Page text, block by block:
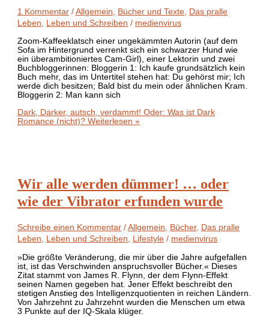
1 Kommentar /Allgemein Bücher und Texte
Das pralle
Leben
Leben und Schreiben / medienvirus
Zoom-Kaffeeklatsch einer ungekämmten Autorin (auf dem
Sofa im Hintergrund verrenkt sich ein schwarzer Hund wie
ein überambitioniertes Cam-Girl), einer Lektorin und zwei
Buchbloggerinnen: Bloggerin 1: Ich kaufe grundsätzlich kein
Buch mehr, das im Untertitel stehen hat: Du gehörst mir; Ich
werde dich besitzen; Bald bist du mein oder ähnlichen Kram.
Bloggerin 2: Man kann sich
Dark, Darker, autsch, verdammt! Oder: Was ist Dark
Romance (nicht)? Weiterlesen »
Wir alle werden dümmer! … oder
wie der Vibrator erfunden wurde
Schreibe einen Kommentar /Allgemein, Bücher, Das pralle
Leben, Leben und Schreiben, Lifestyle / medienvirus
»Die größte Veränderung, die mir über die Jahre aufgefallen
ist, ist das Verschwinden anspruchsvoller Bücher.« Dieses
Zitat stammt von James R. Flynn, der dem Flynn-Effekt
seinen Namen gegeben hat. Jener Effekt beschreibt den
stetigen Anstieg des Intelligenzquotienten in reichen Ländern.
Von Jahrzehnt zu Jahrzehnt wurden die Menschen um etwa
3 Punkte auf der IQ-Skala klüger.